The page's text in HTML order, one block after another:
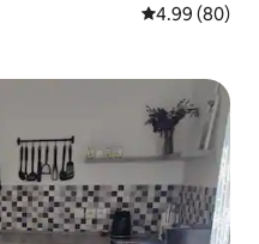
Ukadiriaji wa
4.99 (80)